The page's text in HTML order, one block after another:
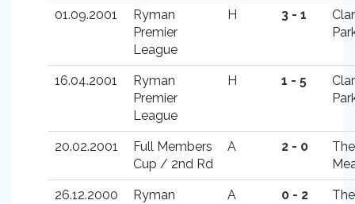
01.09.2001
Ryman
Premier
League
H 3 - 1
16.04.2001
Ryman
Premier
League
H 1 - 5
20.02.2001
Full Members
Cup / 2nd Rd
A 2 - 0
The
26.12.2000
Ryman
A 0 - 2
The